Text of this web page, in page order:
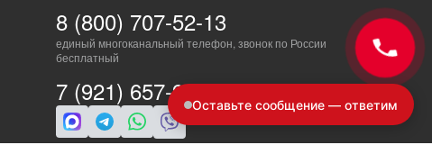
8 (800) 707-52-13
единый многоканальный телефон, звонок по России
бесплатный
7 (921) 657-98-77Оставьте сообщение — ответим